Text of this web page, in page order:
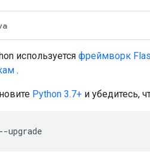
используется фреймворк
.
Python 3.7+ и убедитесь,
--upgrade